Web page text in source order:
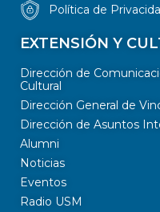
Política de
EXTENSIÓN Y
Dirección de
Cultural
Dirección General de
Dirección de Asuntos
Alumni
Noticias
Eventos
Radio USM